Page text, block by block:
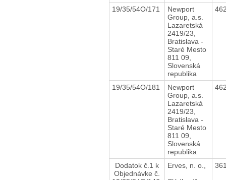
19/35/54O/171
Newport
Group, a.s.
Lazaretská
2419/23,
Bratislava -
Staré Mesto
811 09,
Slovenská
republika
19/35/54O/181
Newport
Group, a.s.
Lazaretská
2419/23,
Bratislava -
Staré Mesto
811 09,
Slovenská
republika
Dodatok č.1 k
Objednávke č.
Erves, n. o.,